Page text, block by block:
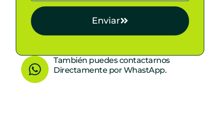
Enviar
W
h
También puedes contactarnos
Directamente por WhastApp.